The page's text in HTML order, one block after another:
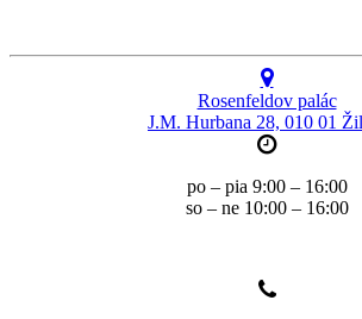
Rosenfeldov palác
J.M. Hurbana 28, 010 01
po – pia 9:00 – 16:00
so – ne 10:00 – 16:00